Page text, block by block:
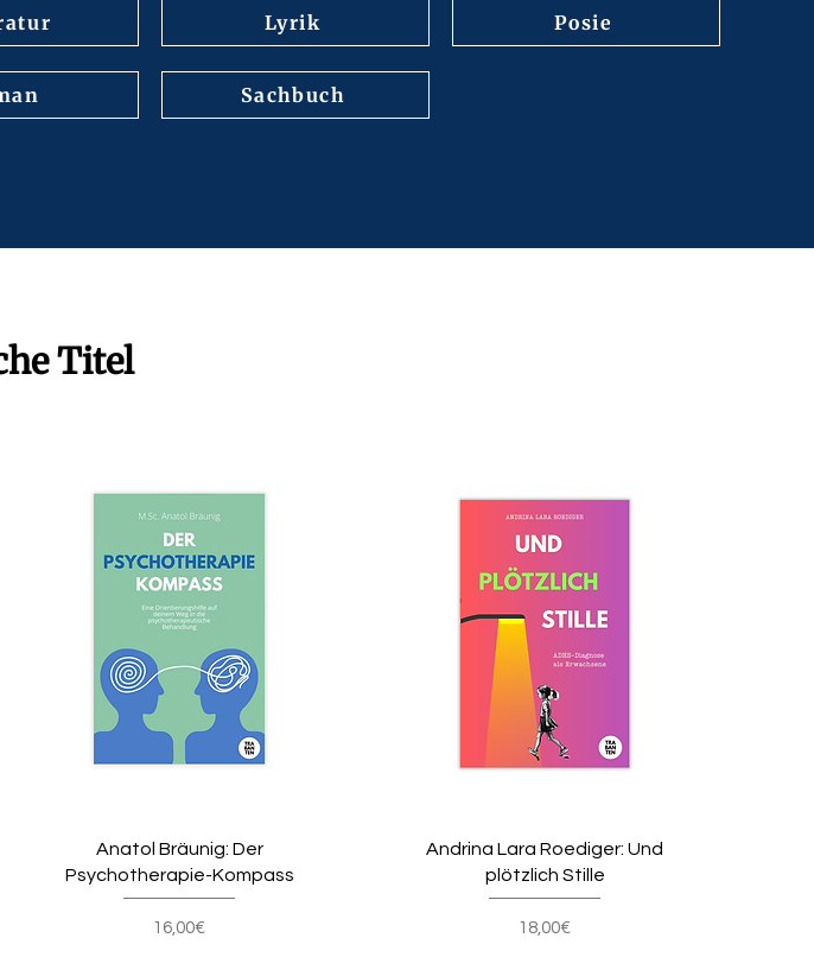
Lyrik
Sachbuch
Posie
Titel
Anatol Bräunig: Der
Psychotherapie-Kompass
16,00€
Andrina Lara Roediger: Und
plötzlich Stille
18,00€